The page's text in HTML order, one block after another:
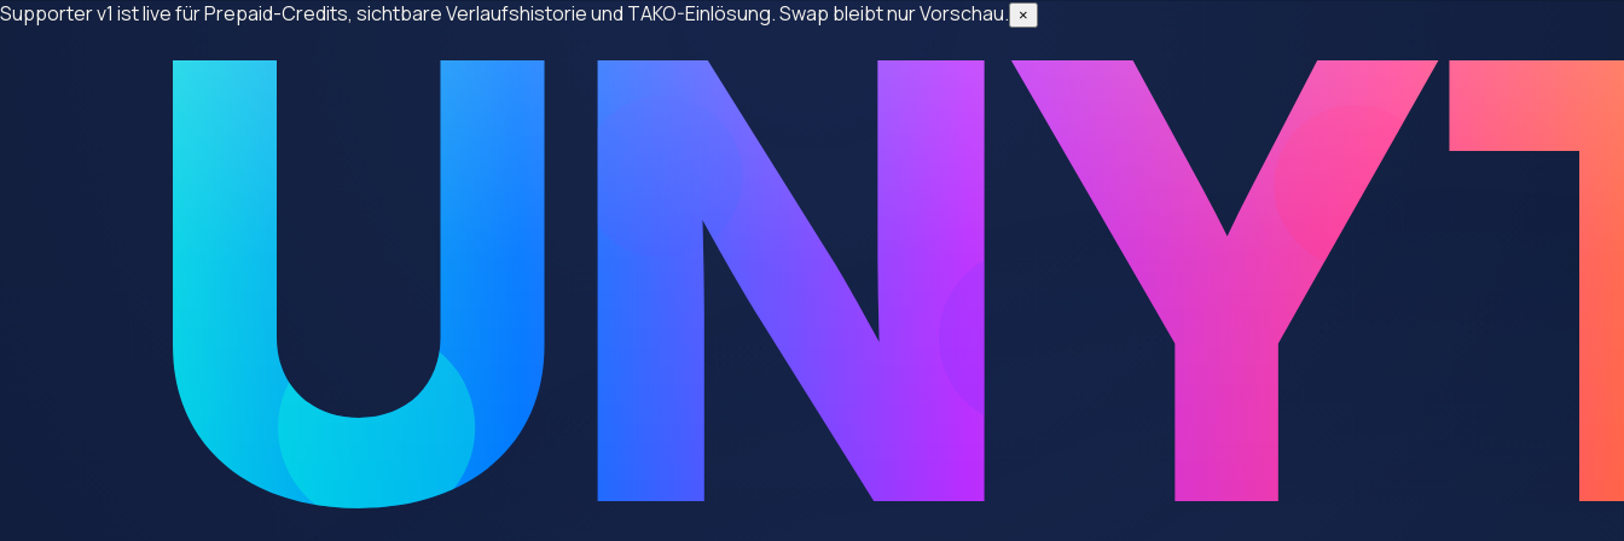
Supporter v1 ist live für Prepaid-Credits, sichtbare Verlaufshistorie und TAKO-Einlösung. Swap bleibt nur Vorschau. ×